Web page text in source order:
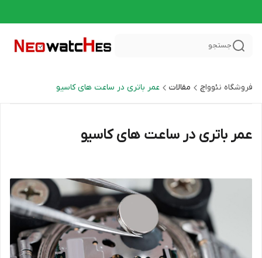
جستجو
فروشگاه نئوواچ مقالات عمر باتری در ساعت‌ های کاسیو
عمر باتری در ساعت‌ های کاسیو